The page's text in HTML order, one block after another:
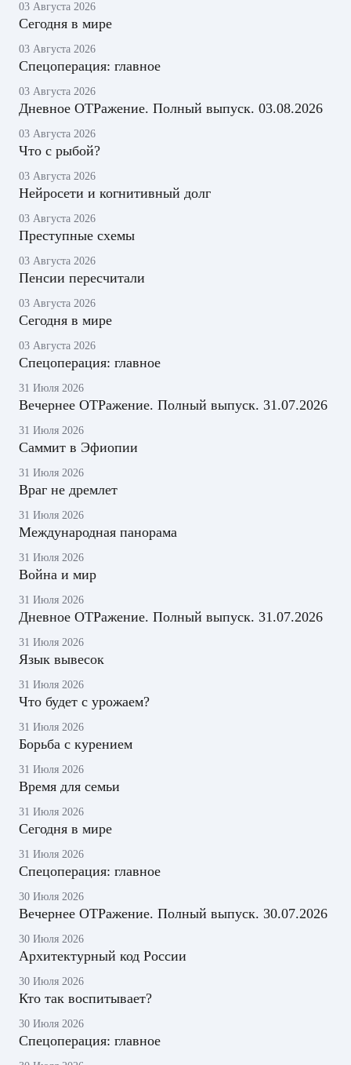
03 Августа 2026
Сегодня в мире
03 Августа 2026
Спецоперация: главное
03 Августа 2026
Дневное ОТРажение. Полный выпуск. 03.08.2026
03 Августа 2026
Что с рыбой?
03 Августа 2026
Нейросети и когнитивный долг
03 Августа 2026
Преступные схемы
03 Августа 2026
Пенсии пересчитали
03 Августа 2026
Сегодня в мире
03 Августа 2026
Спецоперация: главное
31 Июля 2026
Вечернее ОТРажение. Полный выпуск. 31.07.2026
31 Июля 2026
Саммит в Эфиопии
31 Июля 2026
Враг не дремлет
31 Июля 2026
Международная панорама
31 Июля 2026
Война и мир
31 Июля 2026
Дневное ОТРажение. Полный выпуск. 31.07.2026
31 Июля 2026
Язык вывесок
31 Июля 2026
Что будет с урожаем?
31 Июля 2026
Борьба с курением
31 Июля 2026
Время для семьи
31 Июля 2026
Сегодня в мире
31 Июля 2026
Спецоперация: главное
30 Июля 2026
Вечернее ОТРажение. Полный выпуск. 30.07.2026
30 Июля 2026
Архитектурный код России
30 Июля 2026
Кто так воспитывает?
30 Июля 2026
Спецоперация: главное